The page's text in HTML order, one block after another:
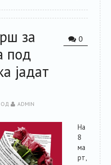
0
за
под
јадат
ОД ADMIN
На
8
ма
рт,